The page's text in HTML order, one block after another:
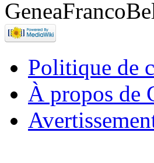
Politique de
À propos de